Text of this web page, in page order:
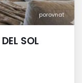
porovnat
SOL